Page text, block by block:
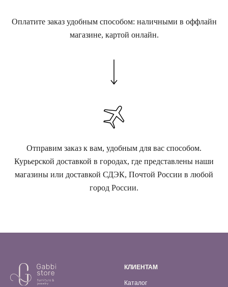
Оплатите заказ удобным способом: наличными в оффлайн
магазине, картой онлайн.
Отправим заказ к вам, удобным для вас способом.
Курьерской доставкой в городах, где представлены наши
магазины или доставкой СДЭК, Почтой России в любой
город России.
КЛИЕНТАМ
Каталог